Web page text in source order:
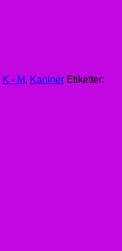
K - M, Kaniner Etiketter: